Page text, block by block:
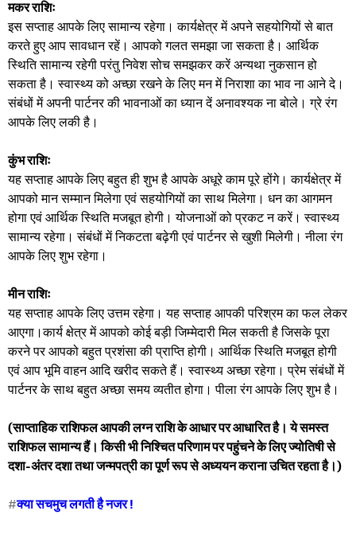
मकर राशिः
इस सप्ताह आपके लिए सामान्य रहेगा। कार्यक्षेत्र में अपने सहयोगियों से बात
करते हुए आप सावधान रहें। आपको गलत समझा जा सकता है। आर्थिक
स्थिति सामान्य रहेगी परंतु निवेश सोच समझकर करें अन्यथा नुकसान हो
सकता है। स्वास्थ्य को अच्छा रखने के लिए मन में निराशा का भाव ना आने दे।
संबंधों में अपनी पार्टनर की भावनाओं का ध्यान दें अनावश्यक ना बोले। ग्रे रंग
आपके लिए लकी है।
कुंभ राशिः
यह सप्ताह आपके लिए बहुत ही शुभ है आपके अधूरे काम पूरे होंगे। कार्यक्षेत्र में
आपको मान सम्मान मिलेगा एवं सहयोगियों का साथ मिलेगा। धन का आगमन
होगा एवं आर्थिक स्थिति मजबूत होगी। योजनाओं को प्रकट न करें। स्वास्थ्य
सामान्य रहेगा। संबंधों में निकटता बढ़ेगी एवं पार्टनर से खुशी मिलेगी। नीला रंग
आपके लिए शुभ रहेगा।
मीन राशिः
यह सप्ताह आपके लिए उत्तम रहेगा। यह सप्ताह आपकी परिश्रम का फल लेकर
आएगा।कार्य क्षेत्र में आपको कोई बड़ी जिम्मेदारी मिल सकती है जिसके पूरा
करने पर आपको बहुत प्रशंसा की प्राप्ति होगी। आर्थिक स्थिति मजबूत होगी
एवं आप भूमि वाहन आदि खरीद सकते हैं। स्वास्थ्य अच्छा रहेगा। प्रेम संबंधों में
पार्टनर के साथ बहुत अच्छा समय व्यतीत होगा। पीला रंग आपके लिए शुभ है।
(साप्ताहिक राशिफल आपकी लग्न राशि के आधार पर आधारित है। ये समस्त
राशिफल सामान्य हैं। किसी भी निश्चित परिणाम पर पहुंचने के लिए ज्योतिषी से
दशा-अंतर दशा तथा जन्मपत्री का पूर्ण रूप से अध्ययन कराना उचित रहता है।)
#क्या सचमुच लगती है नजर !